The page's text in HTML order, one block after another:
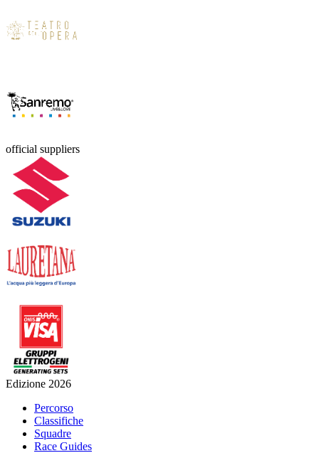
official suppliers
Edizione 2026
Percorso
Classifiche
Squadre
Race Guides